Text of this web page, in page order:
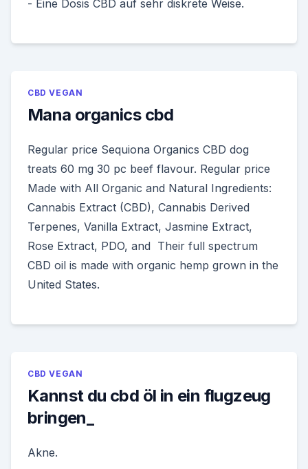
- Eine Dosis CBD auf sehr diskrete Weise.
CBD VEGAN
Mana organics cbd
Regular price Sequiona Organics CBD dog
treats 60 mg 30 pc beef flavour. Regular price
Made with All Organic and Natural Ingredients:
Cannabis Extract (CBD), Cannabis Derived
Terpenes, Vanilla Extract, Jasmine Extract,
Rose Extract, PDO, and Their full spectrum
CBD oil is made with organic hemp grown in the
United States.
CBD VEGAN
Kannst du cbd öl in ein flugzeug
bringen_
Akne.